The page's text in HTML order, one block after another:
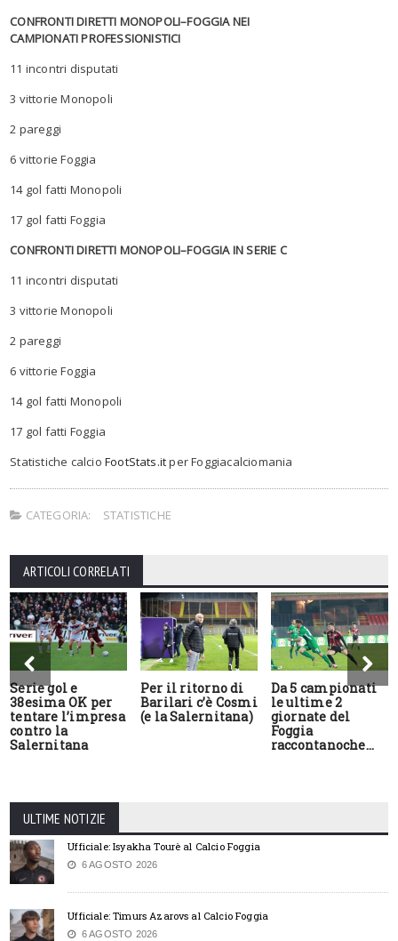
CONFRONTI DIRETTI MONOPOLI–FOGGIANEI
CAMPIONATIPROFESSIONISTICI
11 incontri disputati
3 vittorie Monopoli
2 pareggi
6 vittorie Foggia
14gol fatti Monopoli
17 gol fatti Foggia
CONFRONTI DIRETTI MONOPOLI–FOGGIAIN SERIE C
11 incontri disputati
3 vittorie Monopoli
2 pareggi
6 vittorie Foggia
14gol fatti Monopoli
17 gol fatti Foggia
Statistiche calcio FootStats.itperFoggiacalciomania
CATEGORIA: STATISTICHE
ARTICOLI CORRELATI
Serie gol e
38esima OK per
tentare l’impresa
contro la
Salernitana
Per il ritorno di
Barilari c’è Cosmi
(e la Salernitana)
Da 5 campionati
le ultime 2
giornate del
Foggia
raccontanoche…
ULTIME NOTIZIE
Ufficiale: Isyakha Tourè al Calcio Foggia
6 AGOSTO 2026
Ufficiale: Timurs Azarovs al Calcio Foggia
6 AGOSTO 2026